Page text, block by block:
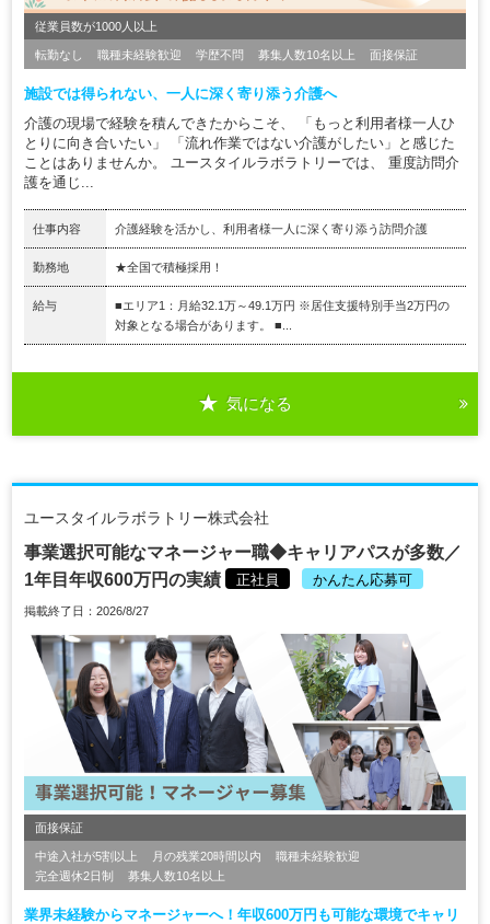
従業員数が1000人以上
転勤なし 職種未経験歓迎 学歴不問 募集人数10名以上 面接保証
施設では得られない、一人に深く寄り添う介護へ
介護の現場で経験を積んできたからこそ、 「もっと利用者様一人ひ
とりに向き合いたい」 「流れ作業ではない介護がしたい」と感じた
ことはありませんか。 ユースタイルラボラトリーでは、 重度訪問介
護を通じ...
仕事内容 介護経験を活かし、利用者様一人に深く寄り添う訪問介護
勤務地 ★全国で積極採用！
給与
■エリア1：月給32.1万～49.1万円 ※居住支援特別手当2万円の
対象となる場合があります。 ■...
気になる
ユースタイルラボラトリー株式会社
事業選択可能なマネージャー職◆キャリアパスが多数／
1年目年収600万円の実績
正社員 かんたん応募可
掲載終了日：2026/8/27
面接保証
中途入社が5割以上 月の残業20時間以内
職種未経験歓迎
完全週休2日制
募集人数10名以上
業界未経験からマネージャーへ！年収600万円も可能な環境でキャリ